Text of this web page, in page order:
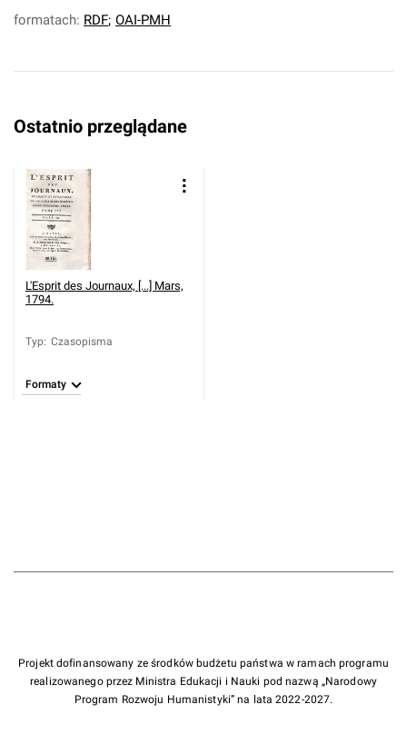
formatach: RDF; OAI-PMH
Ostatnio przeglądane
L'Esprit des Journaux, [...] Mars,
1794.
Typ: Czasopisma
Formaty
Projekt dofinansowany ze środków budżetu państwa w ramach programu
realizowanego przez Ministra Edukacji i Nauki pod nazwą „Narodowy
Program Rozwoju Humanistyki” na lata 2022-2027.